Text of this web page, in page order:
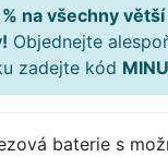
na všechny větší
Objednejte
zadejte kód
baterie s